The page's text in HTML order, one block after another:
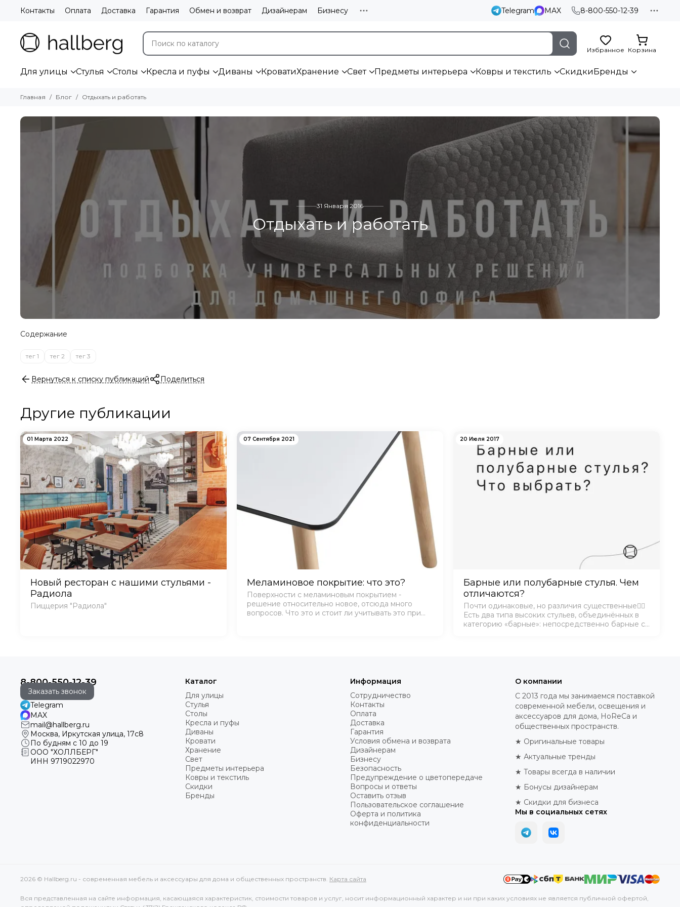
Контакты Оплата Доставка Гарантия Обмен и возврат Дизайнерам Бизнесу Telegram MAX 8-800-550-12-39
Избранное Корзина
Для улицы Стулья Столы Кресла и пуфы Диваны КроватиХранение Свет Предметы интерьера Ковры и текстиль СкидкиБренды
Главная Блог Отдыхать и работать
31 Января 2016
Отдыхать и работать
Содержание
тег 1 тег 2 тег 3
Вернуться к списку публикаций Поделиться
Другие публикации
01 Марта 2022
Новый ресторан с нашими стульями -
Радиола
Пиццерия "Радиола"
07 Сентября 2021
Меламиновое покрытие: что это?
Поверхности с меламиновым покрытием -
решение относительно новое, отсюда много
вопросов. Что это и стоит ли учитывать это при
20 Июля 2017
Барные или полубарные стулья. Чем
отличаются?
Почти одинаковые, но различия существенные☝🏻
Есть два типа высоких стульев, объединённых в
категорию «барные»: непосредственно барные с
8-800-550-12-39
Заказать звонок
Telegram
MAX
mail@hallberg.ru
Москва, Иркутская улица, 17с8
По будням с 10 до 19
ООО "ХОЛЛБЕРГ"
ИНН 9719022970
Каталог
Для улицы
Стулья
Столы
Кресла и пуфы
Диваны
Кровати
Хранение
Свет
Предметы интерьера
Ковры и текстиль
Скидки
Бренды
Информация
Сотрудничество
Контакты
Оплата
Доставка
Гарантия
Условия обмена и возврата
Дизайнерам
Бизнесу
Безопасность
Предупреждение о цветопередаче
Вопросы и ответы
Оставить отзыв
Пользовательское соглашение
Оферта и политика
конфиденциальности
О компании
С 2013 года мы занимаемся поставкой
современной мебели, освещения и
аксессуаров для дома, HoReCa и
общественных пространств.
★ Оригинальные товары
★ Актуальные тренды
★ Товары всегда в наличии
★ Бонусы дизайнерам
★ Скидки для бизнеса
Мы в социальных сетях
2026 © Hallberg.ru - современная мебель и аксессуары для дома и общественных пространств. Карта сайта
Вся представленная на сайте информация, касающаяся характеристик, стоимости товаров и услуг, носит информационный характер и ни при каких условиях не является публичной офертой,